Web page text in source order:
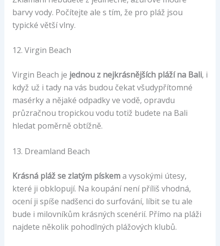
barvy vody. Počítejte ale s tím, že pro pláž jsou
typické větší vlny.
12. Virgin Beach
Virgin Beach je jednou z nejkrásnějších pláží na Bali, i
když už i tady na vás budou čekat všudypřítomné
masérky a nějaké odpadky ve vodě, opravdu
průzračnou tropickou vodu totiž budete na Bali
hledat poměrně obtížně.
13. Dreamland Beach
Krásná pláž se zlatým pískema vysokými útesy,
které ji obklopují. Na koupání není příliš vhodná,
ocení ji spíše nadšenci do surfování, líbit se tu ale
bude i milovníkům krásných scenérií. Přímo na pláži
najdete několik pohodlných plážových klubů.